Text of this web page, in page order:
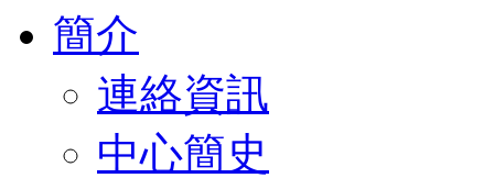
簡介
連絡資訊
中心簡史